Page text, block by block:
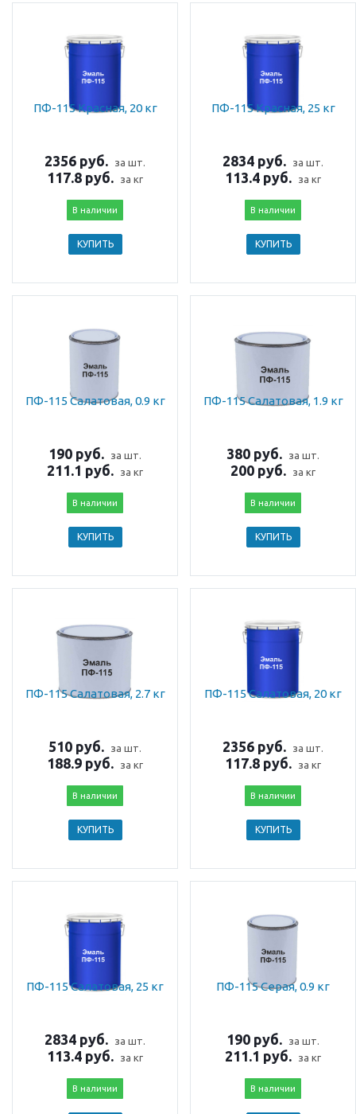
ПФ-115 Красная, 20 кг
2356 руб. за шт.
117.8 руб. за кг
В наличии
КУПИТЬ
ПФ-115 Красная, 25 кг
2834 руб. за шт.
113.4 руб. за кг
В наличии
КУПИТЬ
ПФ-115 Салатовая, 0.9 кг
190 руб. за шт.
211.1 руб. за кг
В наличии
КУПИТЬ
ПФ-115 Салатовая, 1.9 кг
380 руб. за шт.
200 руб. за кг
В наличии
КУПИТЬ
ПФ-115 Салатовая, 2.7 кг
510 руб. за шт.
188.9 руб. за кг
В наличии
КУПИТЬ
ПФ-115 Салатовая, 20 кг
2356 руб. за шт.
117.8 руб. за кг
В наличии
КУПИТЬ
ПФ-115 Салатовая, 25 кг
2834 руб. за шт.
113.4 руб. за кг
В наличии
ПФ-115 Серая, 0.9 кг
190 руб. за шт.
211.1 руб. за кг
В наличии